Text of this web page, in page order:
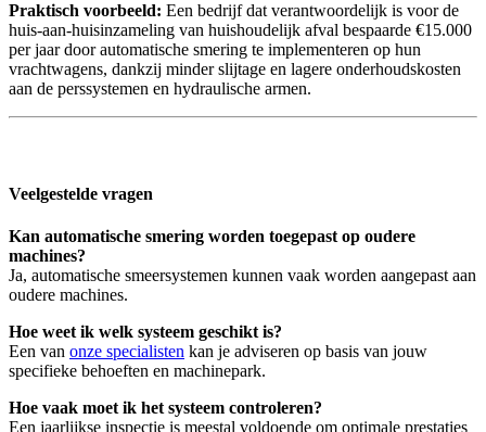
Praktisch voorbeeld: Een bedrijf dat verantwoordelijk is voor de
huis-aan-huisinzameling van huishoudelijk afval bespaarde €15.000
per jaar door automatische smering te implementeren op hun
vrachtwagens, dankzij minder slijtage en lagere onderhoudskosten
aan de perssystemen en hydraulische armen.
Veelgestelde vragen
Kan automatische smering worden toegepast op oudere
machines?
Ja, automatische smeersystemen kunnen vaak worden aangepast aan
oudere machines.
Hoe weet ik welk systeem geschikt is?
Een van onze specialisten kan je adviseren op basis van jouw
specifieke behoeften en machinepark.
Hoe vaak moet ik het systeem controleren?
Een jaarlijkse inspectie is meestal voldoende om optimale prestaties